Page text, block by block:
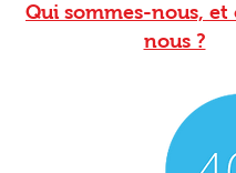
Qui sommes-nous, et
nous ?